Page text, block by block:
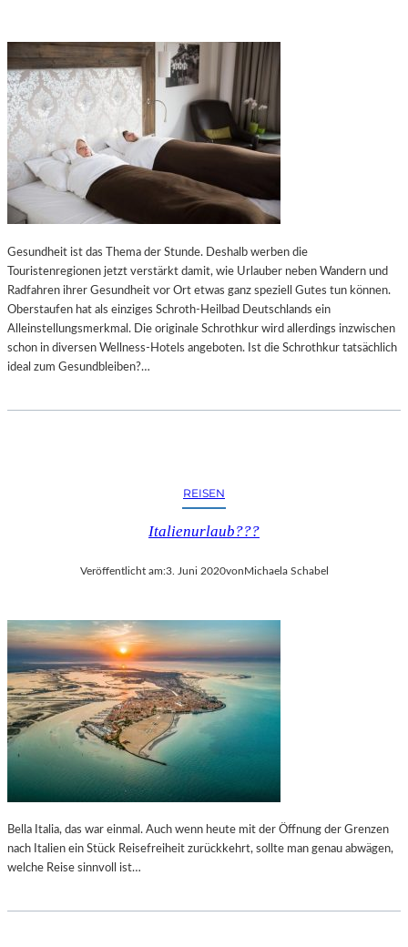
Gesundheit ist das Thema der Stunde. Deshalb werben die
Touristenregionen jetzt verstärkt damit, wie Urlauber neben Wandern und
Radfahren ihrer Gesundheit vor Ort etwas ganz speziell Gutes tun können.
Oberstaufen hat als einziges Schroth-Heilbad Deutschlands ein
Alleinstellungsmerkmal. Die originale Schrothkur wird allerdings inzwischen
schon in diversen Wellness-Hotels angeboten. Ist die Schrothkur tatsächlich
ideal zum Gesundbleiben?…
REISEN
Italienurlaub???
Veröffentlicht am:3. Juni 2020vonMichaela Schabel
Bella Italia, das war einmal. Auch wenn heute mit der Öffnung der Grenzen
nach Italien ein Stück Reisefreiheit zurückkehrt, sollte man genau abwägen,
welche Reise sinnvoll ist…